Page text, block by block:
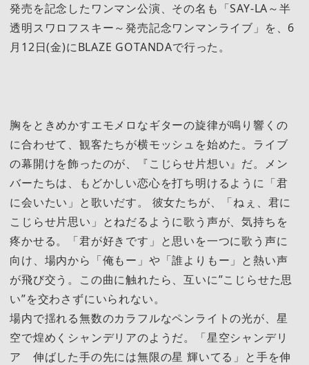
発売を記念したワンマン公演、その名も「SAY-LA～半
透明スワロフスキー～発売記念ワンマンライブ」を、6
月12日(金)にBLAZE GOTANDAで行った。
胸をときめかすエモメロなギターの旋律が鳴り響くの
に合わせて、観客たちが横モッシュを始めた。ライブ
の幕開けを飾ったのが、『こじらせ片想い』だ。メン
バーたちは、もどかしい恋心を打ち明けるように「君
に会いたい」と歌いだす。 彼女たちが、「ねぇ、君に
こじらせ片思い」とねだるように歌う声が、気持ちを
疼かせる。「君が好きです」と思いを一つに歌う声に
向け、場内から「俺もー」や「誰よりもー」と熱い声
が飛び交う。この曲に触れたら、互いに”こじらせた思
い”を交わさずにいられない。
場内で揺れる無数のカラフルなペンライトの光が、星
空で煌めくシャンデリアのようだ。「星空シャンデリ
ア 伸ばした手の先には無限の星 輝いてる」と手を伸